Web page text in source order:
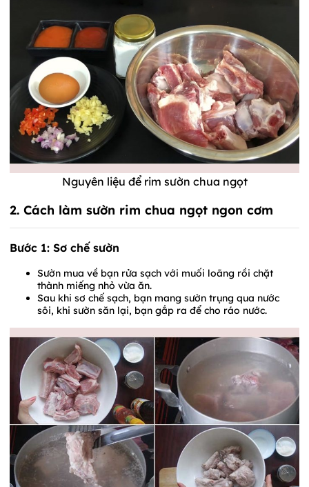
Nguyên liệu để rim sườn chua ngọt
2. Cách làm sườn rim chua ngọt ngon cơm
Bước 1: Sơ chế sườn
Sườn mua về bạn rửa sạch với muối loãng rồi chặt
thành miếng nhỏ vừa ăn.
Sau khi sơ chế sạch, bạn mang sườn trụng qua nước
sôi, khi sườn săn lại, bạn gắp ra để cho ráo nước.